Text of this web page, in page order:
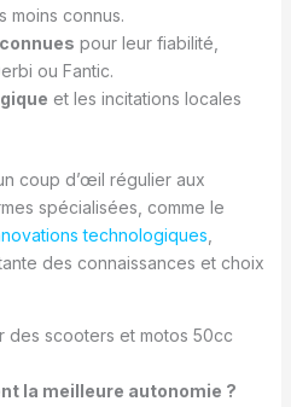
moins connus.
pour leur fiabilité,
ou Fantic.
et les incitations locales
coup d’œil régulier aux
spécialisées, comme le
technologiques
des connaissances et choix
des scooters et motos 50cc
la meilleure autonomie ?